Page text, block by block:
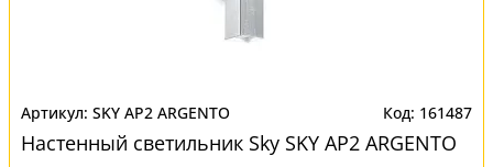
SKY AP2 ARGENTO 161487
Настенный светильник Sky SKY AP2 ARGENTO